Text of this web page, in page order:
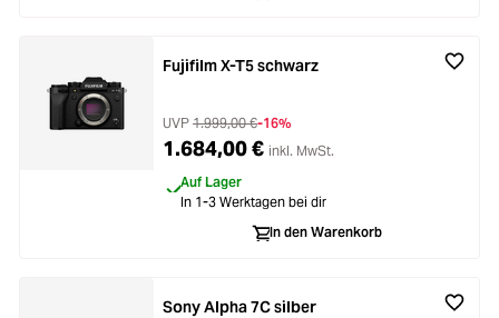
Fujifilm X-T5 schwarz
UVP 1.999,00 €-16%
1.684,00 € inkl. MwSt.
Auf Lager
In 1-3 Werktagen bei dir
In den Warenkorb
Sony Alpha 7C silber